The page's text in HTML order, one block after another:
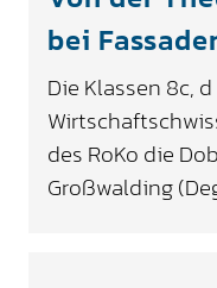
bei
Die Klassen 8c,
des RoKo die
Großwalding